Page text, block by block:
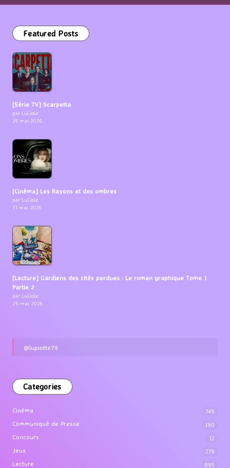
Featured Posts
[Série TV] Scarpetta
par LuCioLe
29 mai 2026
[Cinéma] Les Rayons et des ombres
par LuCioLe
27 mai 2026
[Lecture] Gardiens des cités perdues : Le roman graphique Tome 1
Partie 2
par LuCioLe
25 mai 2026
@lupiotte79
Categories
Cinéma 749
Communiqué de Presse 190
Concours 12
Jeux 279
Lecture 895